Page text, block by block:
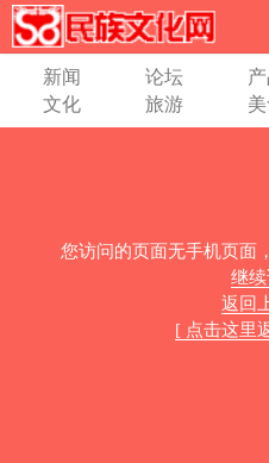
新闻 论坛
文化
旅游
您访问的页面无手机页面
继续
返回
[ 点击这里